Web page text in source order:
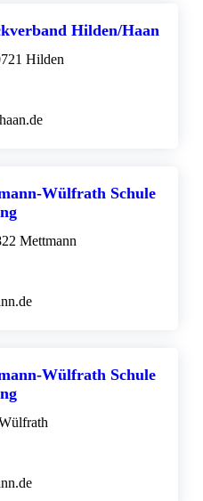
Hilden/Haan
Hilden
Wülfrath Schule
Mettmann
Wülfrath Schule